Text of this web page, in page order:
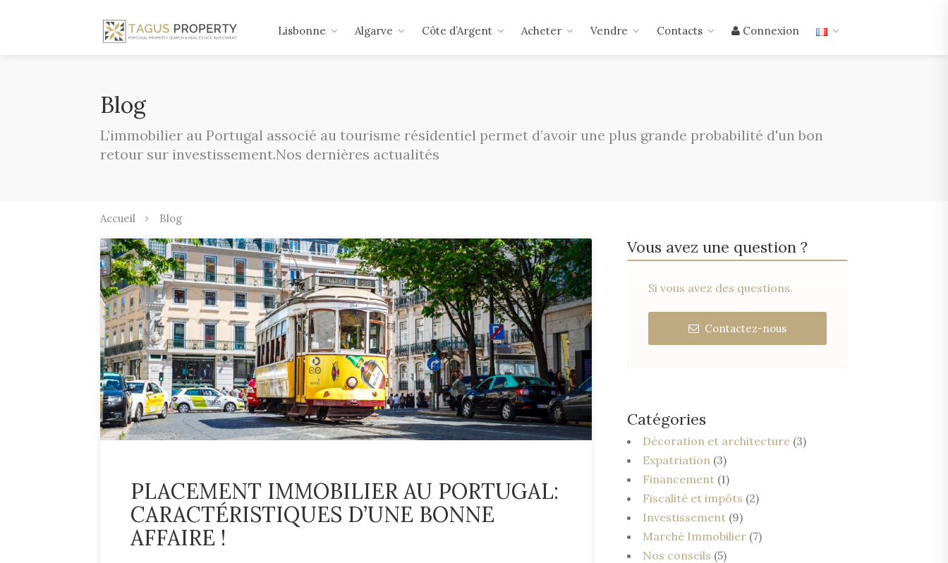
Lisbonne Algarve Côte d’Argent Acheter Vendre Contacts Connexion
Blog
L’immobilier au Portugal associé au tourisme résidentiel permet d’avoir une plus grande probabilité d'un bon
retour sur investissement.Nos dernières actualités
Accueil Blog
PLACEMENT IMMOBILIER AU PORTUGAL:
CARACTÉRISTIQUES D’UNE BONNE
AFFAIRE !
Vous avez une question ?
Si vous avez des questions.
Contactez-nous
Catégories
Décoration et architecture(3)
Expatriation(3)
Financement(1)
Fiscalité et impôts (2)
Investissement(9)
Marché Immobilier(7)
Nos conseils (5)